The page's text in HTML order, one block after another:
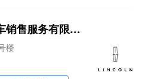
售服务有限公司
楼